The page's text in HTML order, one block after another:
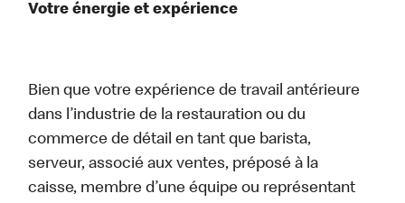
Votre énergie et expérience
Bien que votre expérience de travail antérieure
dans l’industrie de la restauration ou du
commerce de détail en tant que barista,
serveur, associé aux ventes, préposé à la
caisse, membre d’une équipe ou représentant